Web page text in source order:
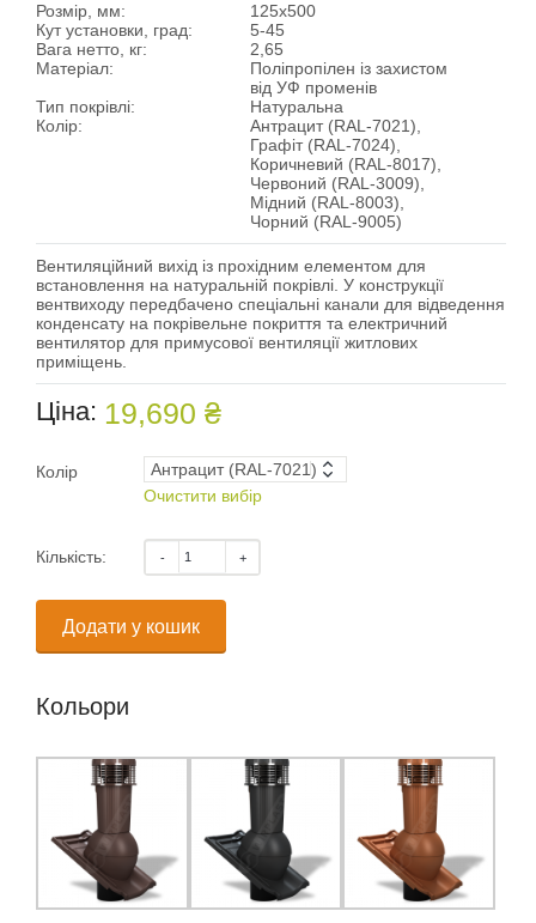
Розмір, мм:
125х500
Кут установки, град:
5-45
Вага нетто, кг:
2,65
Матеріал:
Поліпропілен із захистом
від УФ променів
Тип покрівлі:
Натуральна
Колір:
Антрацит (RAL-7021),
Графіт (RAL-7024),
Коричневий (RAL-8017),
Червоний (RAL-3009),
Мідний (RAL-8003),
Чорний (RAL-9005)
Вентиляційний вихід із прохідним елементом для
встановлення на натуральній покрівлі. У конструкції
вентвиходу передбачено спеціальні канали для відведення
конденсату на покрівельне покриття та електричний
вентилятор для примусової вентиляції житлових
приміщень.
Ціна: 19,690 ₴
Колір
Очистити вибір
Кількість:
Додати у кошик
Кольори